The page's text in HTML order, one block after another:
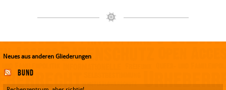
Neues aus anderen Gliederungen
Bund